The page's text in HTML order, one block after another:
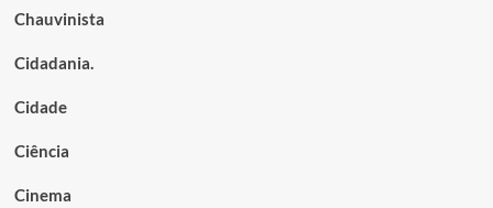
Chauvinista
Cidadania.
Cidade
Ciência
Cinema